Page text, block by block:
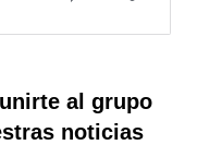
al grupo
noticias